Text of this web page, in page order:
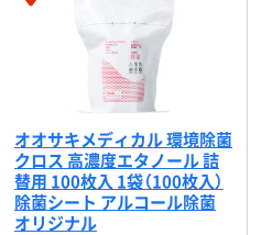
オオサキメディカル 環境除菌
クロス 高濃度エタノール 詰
替用 100枚入 1袋（100枚入）
除菌シート アルコール除菌
オリジナル